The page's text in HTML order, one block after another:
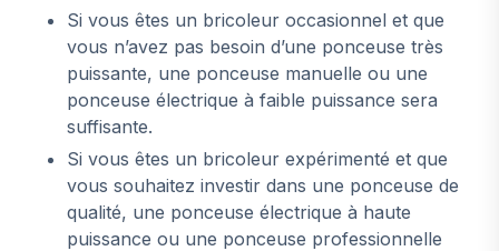
Si vous êtes un bricoleur occasionnel et que
vous n’avez pas besoin d’une ponceuse très
puissante, une ponceuse manuelle ou une
ponceuse électrique à faible puissance sera
suffisante.
Si vous êtes un bricoleur expérimenté et que
vous souhaitez investir dans une ponceuse de
qualité, une ponceuse électrique à haute
puissance ou une ponceuse professionnelle